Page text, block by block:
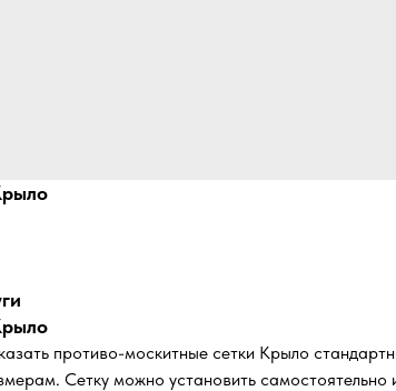
противо-москитные сетки Крыло
Сетку можно установить самостоятельно